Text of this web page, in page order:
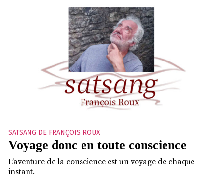
SATSANG DE FRANÇOIS ROUX
Voyage donc en toute conscience
L’aventure de la conscience est un voyage de chaque
instant.